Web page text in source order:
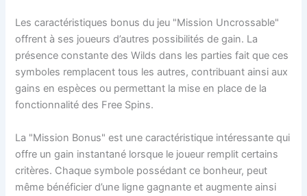
Les caractéristiques bonus du jeu "Mission Uncrossable"
offrent à ses joueurs d’autres possibilités de gain. La
présence constante des Wilds dans les parties fait que ces
symboles remplacent tous les autres, contribuant ainsi aux
gains en espèces ou permettant la mise en place de la
fonctionnalité des Free Spins.
La "Mission Bonus" est une caractéristique intéressante qui
offre un gain instantané lorsque le joueur remplit certains
critères. Chaque symbole possédant ce bonheur, peut
même bénéficier d’une ligne gagnante et augmente ainsi